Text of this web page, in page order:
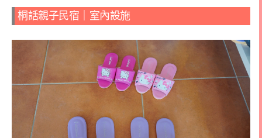
桐話親子民宿｜室內設施